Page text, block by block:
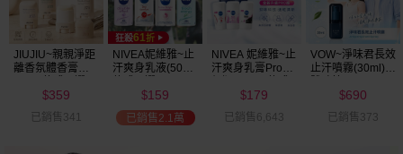
JIUJIU~親親淨距
離香氛體香膏
$359
已銷售341
NIVEA妮維雅~止
汗爽身乳液(50ml)
$159
已銷售2.1萬
NIVEA 妮維雅~止
汗爽身乳膏Pro升
$179
已銷售6,643
VOW~淨味君長效
止汗噴霧(30ml)
$690
已銷售373